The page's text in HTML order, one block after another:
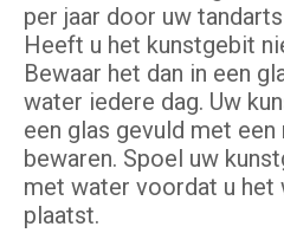
per jaar door uw
Heeft u het kunstgebit
Bewaar het dan in een
water iedere dag. Uw
een glas gevuld met
bewaren. Spoel uw
met water voordat u het
plaatst.